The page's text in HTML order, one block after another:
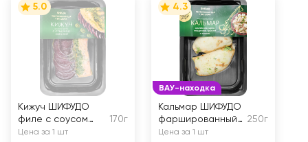
5.0
Кижуч ШИФУДО
филе с соусом
Песто с печеной
170г
Цена за 1 шт
ВАУ-находка
4.3
Кальмар ШИФУДО
фаршированный
тремя видами
250г
Цена за 1 шт